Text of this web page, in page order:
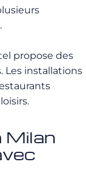
propose des
Les installations
Milan